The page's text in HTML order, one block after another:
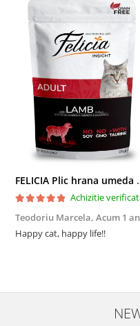
FELICIA Plic
Achizitie
Teodoriu Marcela, Acum 1 an
Happy cat, happy life!!